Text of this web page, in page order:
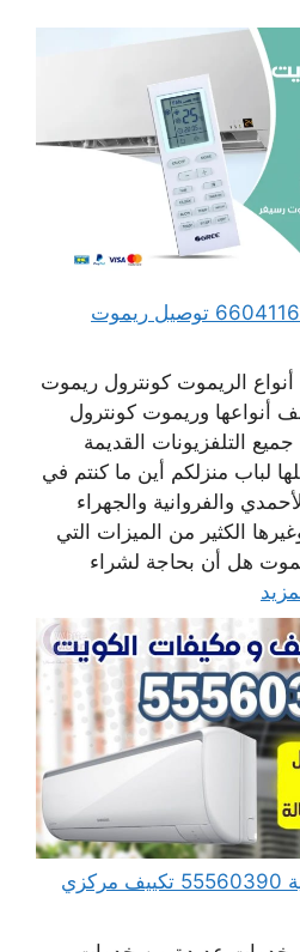
توصيل ريموت للمنزل 66041166 توصيل ريموت
أنواع الريموت كونترول ريموت
أنواعها وريموت كونترول
التلفزيونات القديمة
لباب منزلكم أين ما كنتم في
والفروانية والجهراء
الكثير من الميزات التي
هل أن بحاجة لشراء
فني تكييف وتبريد الرميثية 55560390 تكييف مركزي